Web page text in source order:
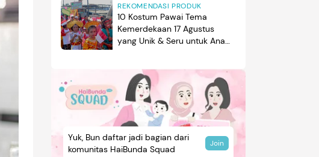
REKOMENDASI PRODUK
10 Kostum Pawai Tema
Kemerdekaan 17 Agustus
yang Unik & Seru untuk Anak
Yuk, Bun daftar jadi bagian dari
komunitas HaiBunda Squad
Join